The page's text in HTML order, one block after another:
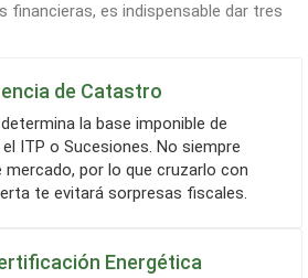
financieras, es indispensable dar tres
de Catastro
ITP o Sucesiones. No siempre
por lo que cruzarlo con
te evitará sorpresas fiscales.
Energética